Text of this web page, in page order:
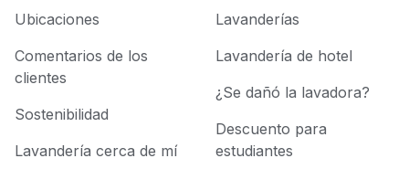
Ubicaciones
Comentarios de los
clientes
Sostenibilidad
Lavandería cerca de mí
Lavanderías
Lavandería de hotel
¿Se dañó la lavadora?
Descuento para
estudiantes